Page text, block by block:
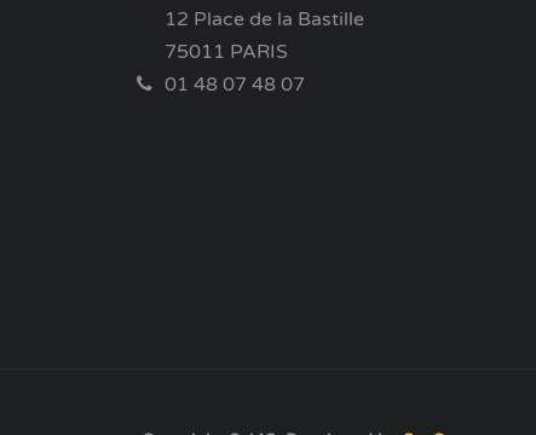
12 Place de la Bastille
75011 PARIS
01 48 07 48 07